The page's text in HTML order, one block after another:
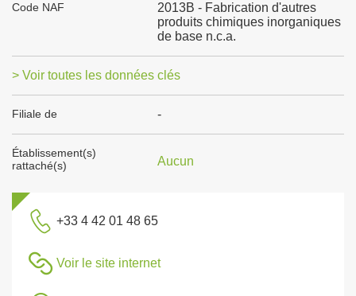
Code NAF
2013B - Fabrication d'autres
produits chimiques inorganiques
de base n.c.a.
> Voir toutes les données clés
Filiale de -
Établissement(s)
rattaché(s)
Aucun
+33 4 42 01 48 65
Voir le site internet